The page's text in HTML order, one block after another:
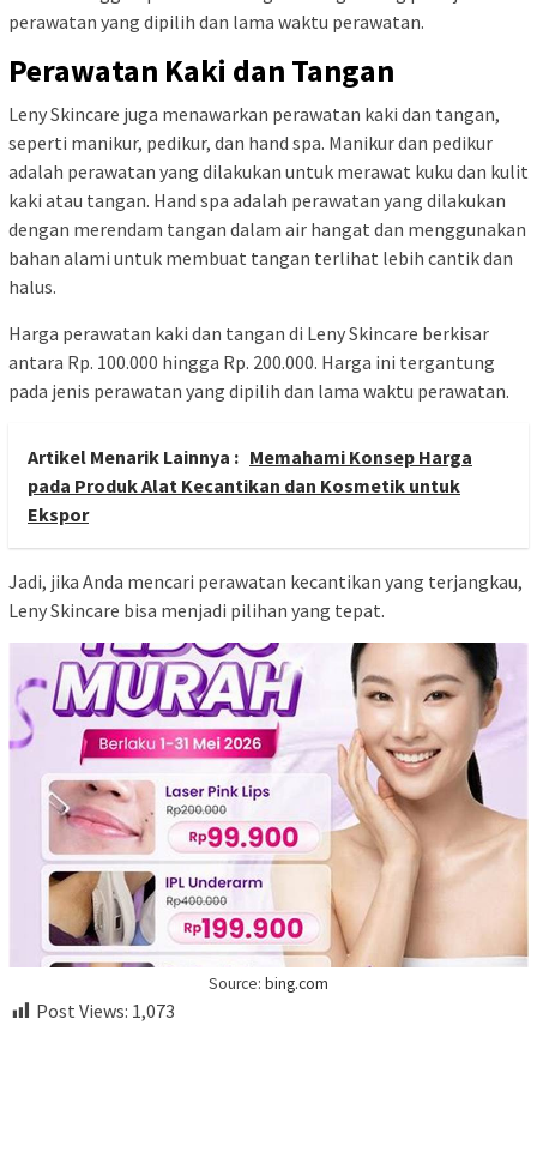
perawatan yang dipilih dan lama waktu perawatan.
Perawatan Kaki dan Tangan
Leny Skincare juga menawarkan perawatan kaki dan tangan,
seperti manikur, pedikur, dan hand spa. Manikur dan pedikur
adalah perawatan yang dilakukan untuk merawat kuku dan kulit
kaki atau tangan. Hand spa adalah perawatan yang dilakukan
dengan merendam tangan dalam air hangat dan menggunakan
bahan alami untuk membuat tangan terlihat lebih cantik dan
halus.
Harga perawatan kaki dan tangan di Leny Skincare berkisar
antara Rp. 100.000 hingga Rp. 200.000. Harga ini tergantung
pada jenis perawatan yang dipilih dan lama waktu perawatan.
Artikel Menarik Lainnya : Memahami Konsep Harga
pada Produk Alat Kecantikan dan Kosmetik untuk
Ekspor
Jadi, jika Anda mencari perawatan kecantikan yang terjangkau,
Leny Skincare bisa menjadi pilihan yang tepat.
Source: bing.com
Post Views: 1,073